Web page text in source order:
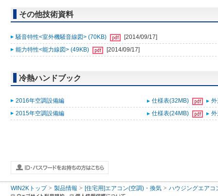
その他技術資料
騒音特性<室外機騒音線図> (70KB)
[2014/09/17]
能力特性<能力線図> (49KB)
[2014/09/17]
冷熱ハンドブック
2016年空調設備編 仕様表(32MB)
2015年空調設備編
仕様表(24MB)
WIN2Kトップ 製品情報 [住宅用]エアコン(空調)・換気 ハウジングエアコ